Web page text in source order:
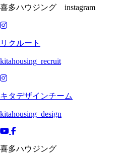
喜多ハウジング instagram
リクルート
kitahousing_recruit
キタデザインチーム
kitahousing_design
喜多ハウジング